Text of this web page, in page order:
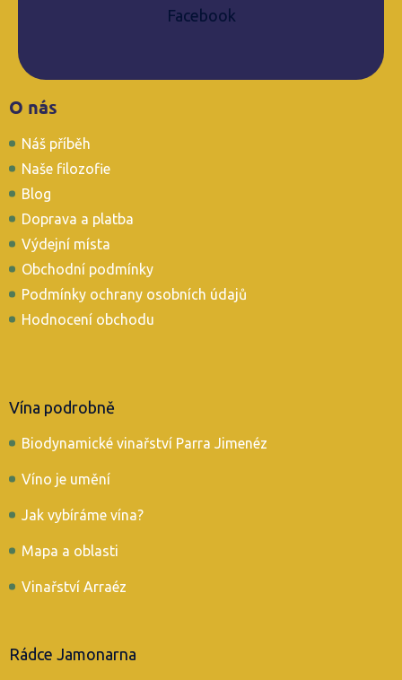
Facebook
O nás
Náš příběh
Naše filozofie
Blog
Doprava a platba
Výdejní místa
Obchodní podmínky
Podmínky ochrany osobních údajů
Hodnocení obchodu
Vína podrobně
Biodynamické vinařství Parra Jimenéz
Víno je umění
Jak vybíráme vína?
Mapa a oblasti
Vinařství Arraéz
Rádce Jamonarna